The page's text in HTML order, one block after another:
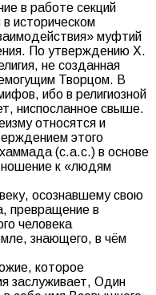
в работе секций
в историческом
муфтий
По утверждению Х.
не созданная
Творцом. В
ибо в религиозной
ниспосланное свыше.
относятся и
этого
(с.а.с.) в основе
к «людям
осознавшему свою
превращение в
человека
знающего, в чём
которое
заслуживает, Один